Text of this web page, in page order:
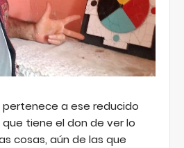
pertenece a ese reducido
tiene el don de ver lo
cosas, aún de las que